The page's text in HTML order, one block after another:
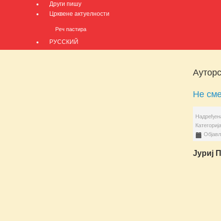
Други пишу
Црквене актуелности
Реч пастира
РУССКИЙ
Не
Јуриј